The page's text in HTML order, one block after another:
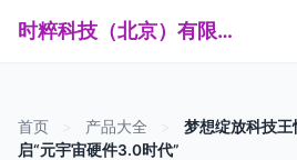
时粹科技（北京）有限公司
首页 产品大全
梦想绽放科技
启“元宇宙硬件3.0时代”